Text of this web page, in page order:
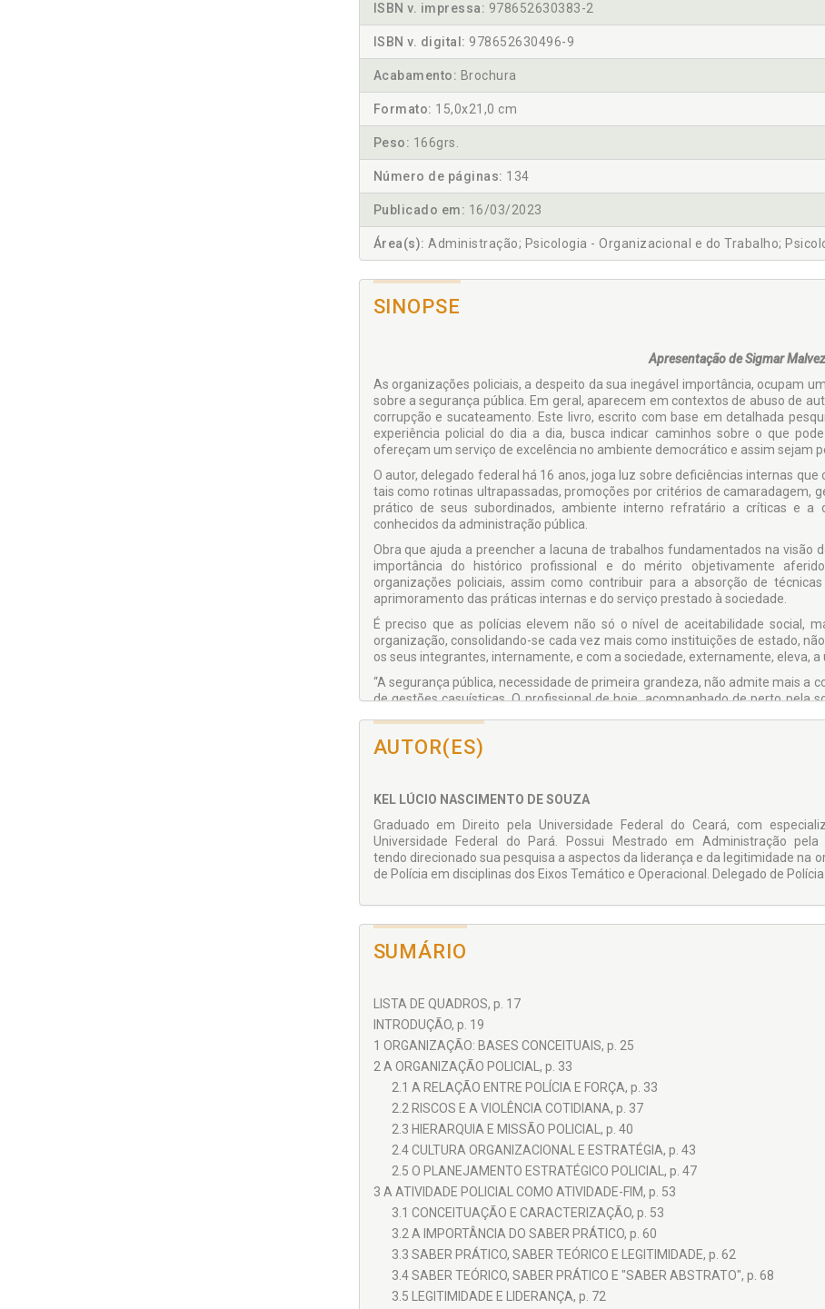
ISBN v. impressa: 978652630383-2
ISBN v. digital: 978652630496-9
Acabamento: Brochura
Formato: 15,0x21,0 cm
Peso: 166grs.
Número de páginas: 134
Publicado em: 16/03/2023
Área(s): Administração; Psicologia - Organizacional e do Trabalho;
SINOPSE
Apresentação de Sigmar
As organizações policiais, a despeito da sua inegável importância, ocupam
sobre a segurança pública. Em geral, aparecem em contextos de abuso de
corrupção e sucateamento. Este livro, escrito com base em detalhada
experiência policial do dia a dia, busca indicar caminhos sobre o que
ofereçam um serviço de excelência no ambiente democrático e assim sejam
O autor, delegado federal há 16 anos, joga luz sobre deficiências internas
tais como rotinas ultrapassadas, promoções por critérios de camaradagem,
prático de seus subordinados, ambiente interno refratário a críticas e a
conhecidos da administração pública.
Obra que ajuda a preencher a lacuna de trabalhos fundamentados na visão
importância do histórico profissional e do mérito objetivamente
organizações policiais, assim como contribuir para a absorção de
aprimoramento das práticas internas e do serviço prestado à sociedade.
É preciso que as polícias elevem não só o nível de aceitabilidade social,
organização, consolidando-se cada vez mais como instituições de estado,
os seus integrantes, internamente, e com a sociedade, externamente, eleva,
“A segurança pública, necessidade de primeira grandeza, não admite mais a
de gestões casuísticas. O profissional de hoje, acompanhado de perto pela
AUTOR(ES)
KEL LÚCIO NASCIMENTO DE SOUZA
Graduado em Direito pela Universidade Federal do Ceará, com
Universidade Federal do Pará. Possui Mestrado em Administração
tendo direcionado sua pesquisa a aspectos da liderança e da legitimidade na
de Polícia em disciplinas dos Eixos Temático e Operacional. Delegado de
SUMÁRIO
LISTA DE QUADROS, p. 17
INTRODUÇÃO, p. 19
1 ORGANIZAÇÃO: BASES CONCEITUAIS, p. 25
2 A ORGANIZAÇÃO POLICIAL, p. 33
2.1 A RELAÇÃO ENTRE POLÍCIA E FORÇA, p. 33
2.2 RISCOS E A VIOLÊNCIA COTIDIANA, p. 37
2.3 HIERARQUIA E MISSÃO POLICIAL, p. 40
2.4 CULTURA ORGANIZACIONAL E ESTRATÉGIA, p. 43
2.5 O PLANEJAMENTO ESTRATÉGICO POLICIAL, p. 47
3 A ATIVIDADE POLICIAL COMO ATIVIDADE-FIM, p. 53
3.1 CONCEITUAÇÃO E CARACTERIZAÇÃO, p. 53
3.2 A IMPORTÂNCIA DO SABER PRÁTICO, p. 60
3.3 SABER PRÁTICO, SABER TEÓRICO E LEGITIMIDADE, p. 62
3.4 SABER TEÓRICO, SABER PRÁTICO E "SABER ABSTRATO", p. 68
3.5 LEGITIMIDADE E LIDERANÇA, p. 72